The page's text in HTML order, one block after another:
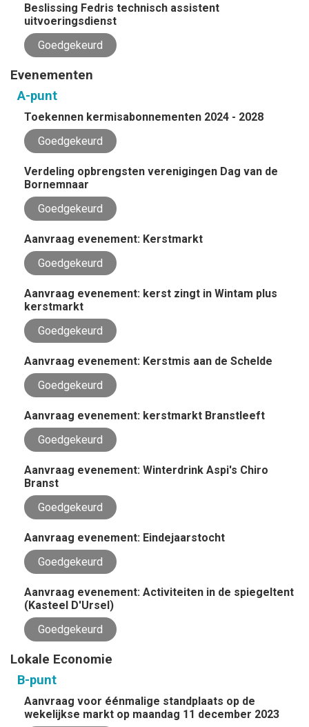
Beslissing Fedris technisch assistent
uitvoeringsdienst
Goedgekeurd
Evenementen
A-punt
Toekennen kermisabonnementen 2024 - 2028
Goedgekeurd
Verdeling opbrengsten verenigingen Dag van de
Bornemnaar
Goedgekeurd
Aanvraag evenement: Kerstmarkt
Goedgekeurd
Aanvraag evenement: kerst zingt in Wintam plus
kerstmarkt
Goedgekeurd
Aanvraag evenement: Kerstmis aan de Schelde
Goedgekeurd
Aanvraag evenement: kerstmarkt Branstleeft
Goedgekeurd
Aanvraag evenement: Winterdrink Aspi's Chiro
Branst
Goedgekeurd
Aanvraag evenement: Eindejaarstocht
Goedgekeurd
Aanvraag evenement: Activiteiten in de spiegeltent
(Kasteel D'Ursel)
Goedgekeurd
Lokale Economie
B-punt
Aanvraag voor éénmalige standplaats op de
wekelijkse markt op maandag 11 december 2023